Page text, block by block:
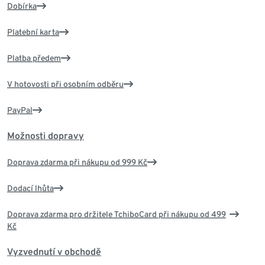
Dobírka
Platební karta
Platba předem
V hotovosti při osobním odběru
PayPal
Možnosti dopravy
Doprava zdarma při nákupu od 999 Kč
Dodací lhůta
Doprava zdarma pro držitele TchiboCard při nákupu od 499
Kč
Vyzvednutí v obchodě